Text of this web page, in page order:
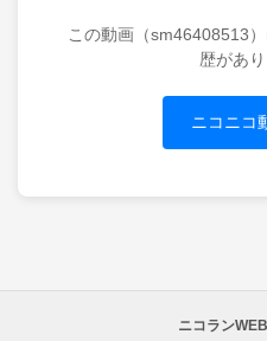
この動画（sm46408513
歴があり
ニコニコ
ニコラン